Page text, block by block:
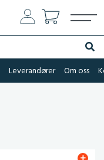
Søk
Leverandører Om oss